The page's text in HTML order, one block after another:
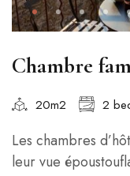
Chambre
20m2 2
Les chambres
leur vue